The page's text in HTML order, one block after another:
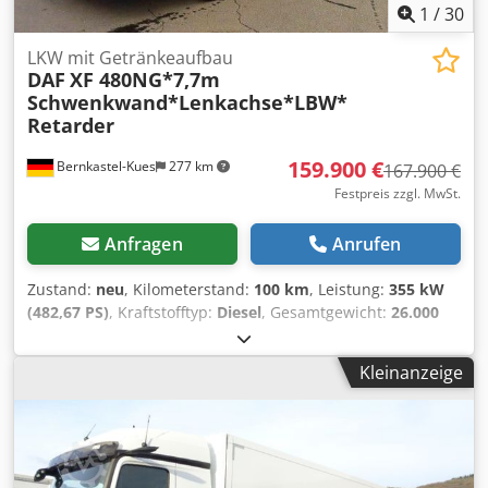
6 mehrere Fahrzeuge sofort verfügbar passende Anhänger
verfügbar Chjdpfx Adoyg Tbyekja
1 /30
Bernkastel-Kues 277 km
LKW mit Getränkeaufbau
DAF XF 480NG*7,7m
Schwenkwand*Lenkachse*LBW*
Retarder
159.900 €167.900 €
Festpreis zzgl. MwSt.
Anfragen Anrufen
Zustand: neu, Kilometerstand: 100 km, Leistung: 355 kW
(482,67 PS), Kraftstofftyp: Diesel, Gesamtgewicht: 26.000
3 Achsen
Farbe:Weiß, Getriebetyp:Automatisch, Emissionsklasse:
, Gesamthöhe:3.700 mm,
Laderaumbreite:
Ausstattung:ABS, Elektronisches Stabilitätsprogramm
(ESP), Klimaanlage, Ladebordwand, Navigationssystem,
Kleinanzeige